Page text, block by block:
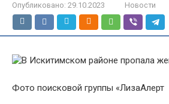
Опубликовано: 29.10.2023 Новости
Фото поисковой группы «ЛизаАлерт